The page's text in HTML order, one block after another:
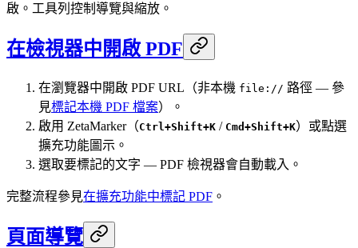
啟。工具列控制導覽與縮放。
在檢視器中開啟 PDF
在瀏覽器中開啟 PDF URL（非本機 file:// 路徑 — 參
見標記本機 PDF 檔案）。
啟用 ZetaMarker（Ctrl+Shift+K / Cmd+Shift+K）或點選
擴充功能圖示。
選取要標記的文字 — PDF 檢視器會自動載入。
完整流程參見在擴充功能中標記 PDF 。
頁面導覽